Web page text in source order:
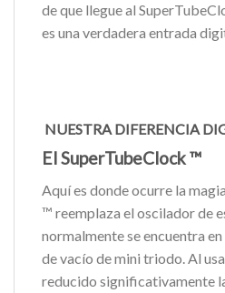
de que llegue al
es una verdadera entrada
NUESTRA DIFERENCIA
El SuperTubeClock ™
Aquí es donde ocurre la
™ reemplaza el oscilador de
normalmente se encuentra
de vacío de mini triodo. Al
reducido significativamente